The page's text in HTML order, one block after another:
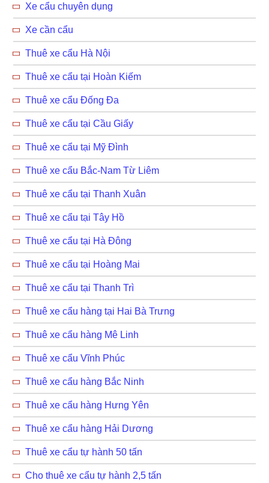
Xe cẩu chuyên dụng
Xe cần cẩu
Thuê xe cẩu Hà Nội
Thuê xe cẩu tại Hoàn Kiếm
Thuê xe cẩu Đống Đa
Thuê xe cẩu tại Cầu Giấy
Thuê xe cẩu tại Mỹ Đình
Thuê xe cẩu Bắc-Nam Từ Liêm
Thuê xe cẩu tại Thanh Xuân
Thuê xe cẩu tại Tây Hồ
Thuê xe cẩu tại Hà Đông
Thuê xe cẩu tại Hoàng Mai
Thuê xe cẩu tại Thanh Trì
Thuê xe cẩu hàng tại Hai Bà Trưng
Thuê xe cẩu hàng Mê Linh
Thuê xe cẩu Vĩnh Phúc
Thuê xe cẩu hàng Bắc Ninh
Thuê xe cẩu hàng Hưng Yên
Thuê xe cẩu hàng Hải Dương
Thuê xe cẩu tự hành 50 tấn
Cho thuê xe cẩu tự hành 2,5 tấn